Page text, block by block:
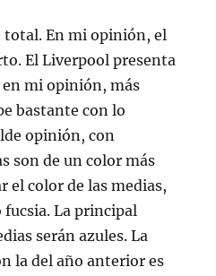
total. En mi opinión, el
El Liverpool presenta
mi opinión, más
bastante con lo
opinión, con
son de un color más
el color de las medias,
fucsia. La principal
serán azules. La
la del año anterior es